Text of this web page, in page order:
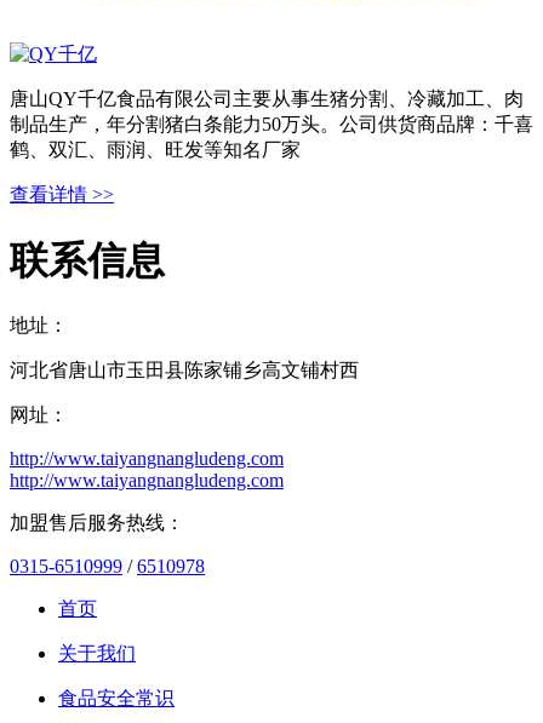
唐山QY千亿食品有限公司主要从事生猪分割、冷藏加工、肉
制品生产，年分割猪白条能力50万头。公司供货商品牌：千喜
鹤、双汇、雨润、旺发等知名厂家
查看详情 >>
联系信息
地址：
河北省唐山市玉田县陈家铺乡高文铺村西
网址：
http://www.taiyangnangludeng.com
http://www.taiyangnangludeng.com
加盟售后服务热线：
0315-6510999 /6510978
首页
关于我们
食品安全常识